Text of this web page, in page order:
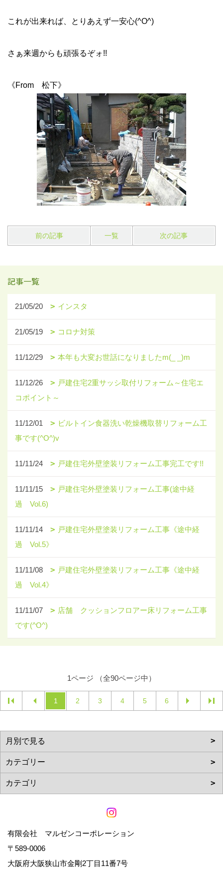
これが出来れば、とりあえず一安心(^O^)
さぁ来週からも頑張るぞォ!!
《From 松下》
前の記事 一覧 次の記事
記事一覧
21/05/20 インスタ
21/05/19 コロナ対策
11/12/29 本年も大変お世話になりましたm(_ _)m
11/12/26
戸建住宅2重サッシ取付リフォーム～住宅エ
コポイント～
11/12/01
ビルトイン食器洗い乾燥機取替リフォーム工
事です(^O^)v
11/11/24 戸建住宅外壁塗装リフォーム工事完工です!!
11/11/15
戸建住宅外壁塗装リフォーム工事(途中経
過 Vol.6)
11/11/14
戸建住宅外壁塗装リフォーム工事《途中経
過 Vol.5》
11/11/08
戸建住宅外壁塗装リフォーム工事《途中経
過 Vol.4》
11/11/07
店舗 クッションフロアー床リフォーム工事
です(^O^)
1ページ （全90ページ中）
1 2 3 4 5 6
有限会社 マルゼンコーポレーション
〒589-0006
大阪府大阪狭山市金剛2丁目11番7号